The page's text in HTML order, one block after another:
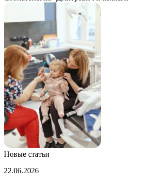
Новые статьи
Эндокринолог
22.06.2026